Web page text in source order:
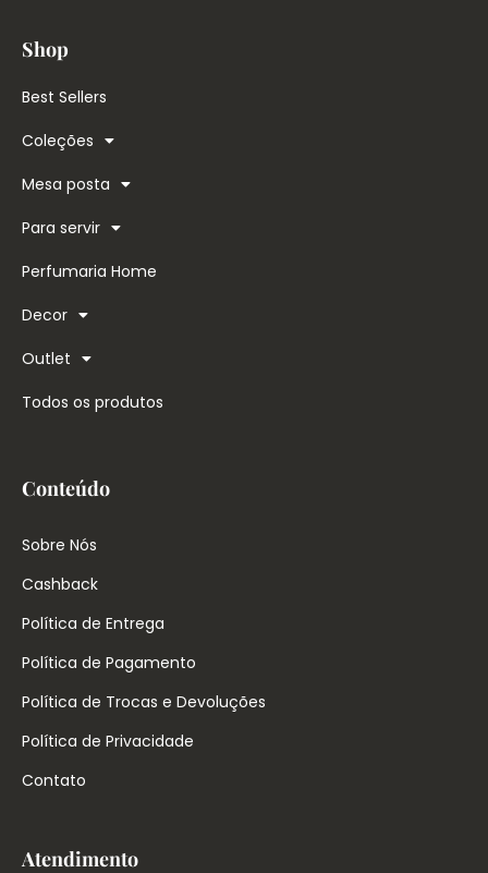
Shop
Best Sellers
Coleções
Mesa posta
Para servir
Perfumaria Home
Decor
Outlet
Todos os produtos
Conteúdo
Sobre Nós
Cashback
Política de Entrega
Política de Pagamento
Política de Trocas e Devoluções
Política de Privacidade
Contato
Atendimento